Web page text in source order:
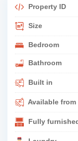
Property ID
Size
Bedroom
Bathroom
Built in
Available from
Fully